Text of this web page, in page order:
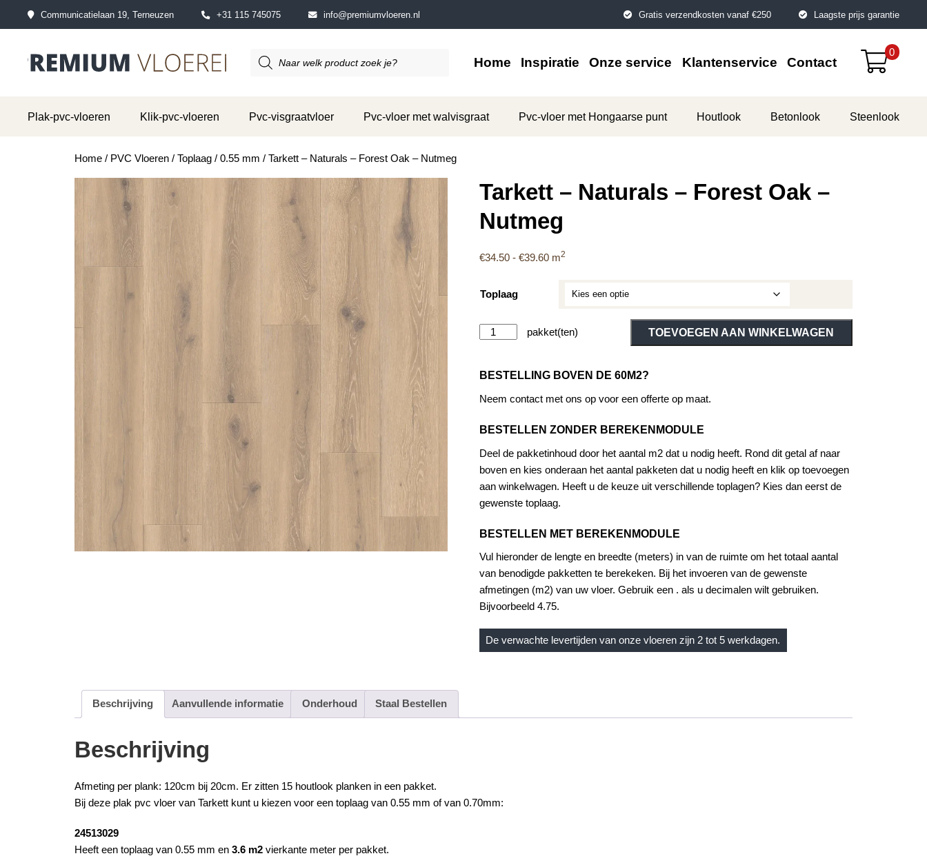
Communicatielaan 19, Terneuzen +31 115 745075 info@premiumvloeren.nl Gratis verzendkosten vanaf €250 Laagste prijs garantie
Producten
zoeken
Home Inspiratie Onze service Klantenservice Contact
0
Plak-pvc-vloeren Klik-pvc-vloeren Pvc-visgraatvloer Pvc-vloer met walvisgraat Pvc-vloer met Hongaarse punt Houtlook Betonlook Steenlook
Home/ PVC Vloeren/ Toplaag/ 0.55 mm / Tarkett – Naturals – Forest Oak – Nutmeg
Tarkett – Naturals – Forest Oak –
Nutmeg
€34.50 - €39.60Prijsklasse:
m2
Toplaag
Tarkett
-
Forest
-
Nutmeg
aantal
TOEVOEGEN AAN WINKELWAGEN
BESTELLING BOVEN DE 60M2?
Neem contact met ons op voor een offerte op maat.
BESTELLEN ZONDER BEREKENMODULE
Deel de pakketinhoud door het aantal m2 dat u nodig heeft. Rond dit getal af naar
boven en kies onderaan het aantal pakketen dat u nodig heeft en klik op toevoegen
aan winkelwagen. Heeft u de keuze uit verschillende toplagen? Kies dan eerst de
gewenste toplaag.
BESTELLEN MET BEREKENMODULE
Vul hieronder de lengte en breedte (meters) in van de ruimte om het totaal aantal
van benodigde pakketten te berekeken. Bij het invoeren van de gewenste
afmetingen (m2) van uw vloer. Gebruik een . als u decimalen wilt gebruiken.
Bijvoorbeeld 4.75.
De verwachte levertijden van onze vloeren zijn 2 tot 5 werkdagen.
Beschrijving Aanvullende informatie Onderhoud Staal Bestellen
Beschrijving
Afmeting per plank: 120cm bij 20cm. Er zitten 15 houtlook planken in een pakket.
Bij deze plak pvc vloer van Tarkettkunt u kiezen voor een toplaag van 0.55 mm of van 0.70mm:
24513029
Heeft een toplaag van 0.55 mm en 3.6 m2vierkante meter per pakket.